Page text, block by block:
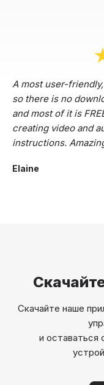
A most user-
so there is no
and most of it is
creating video and
instructions.
Elaine
Скачайте наше
и оставаться